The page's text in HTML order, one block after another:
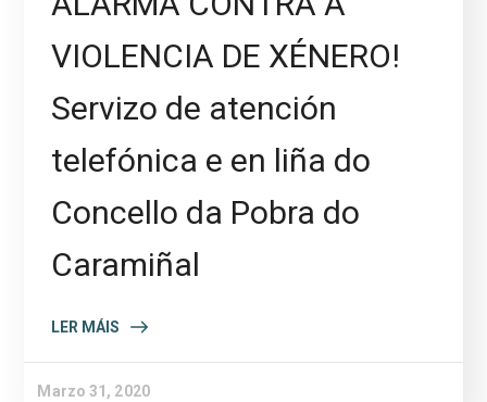
VIOLENCIA DE XÉNERO!
Servizo de atención
telefónica e en liña do
Concello da Pobra do
Caramiñal
LER MÁIS
Marzo 31, 2020